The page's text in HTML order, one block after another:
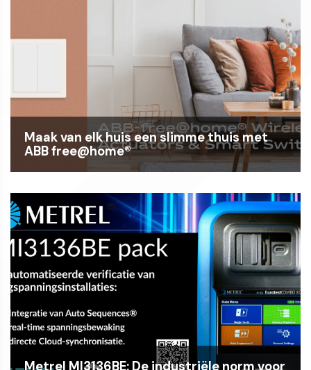
Maak van elk huis een slimme thuis met
ABB free@home®
Metrel MI3136BE: De industriële norm voor